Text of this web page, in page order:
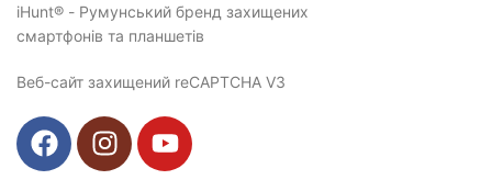
iHunt® - Румунський бренд захищених
смартфонів та планшетів
Веб-сайт захищений reCAPTCHA V3